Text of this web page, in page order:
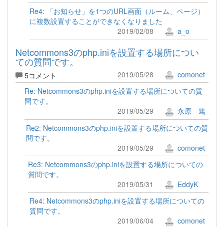
Re4: 「お知らせ」を1つのURL画面（ルーム、ページ）
に複数設置することができなくなりました
2019/02/08
a_o
Netcommons3のphp.iniを設置する場所につい
ての質問です。
5コメント 2019/05/28
comonet
Re: Netcommons3のphp.iniを設置する場所についての質
問です。
2019/05/29
永原 篤
Re2: Netcommons3のphp.iniを設置する場所についての質
問です。
2019/05/29
comonet
Re3: Netcommons3のphp.iniを設置する場所についての
質問です。
2019/05/31
EddyK
Re4: Netcommons3のphp.iniを設置する場所についての
質問です。
2019/06/04
comonet